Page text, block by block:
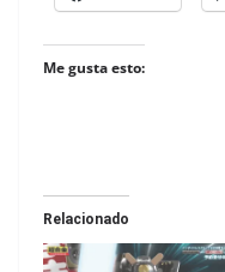
Me gusta esto:
Relacionado